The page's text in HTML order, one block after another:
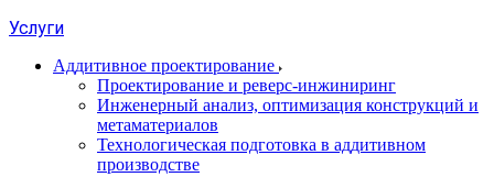
Услуги
Аддитивное проектирование
Проектирование и реверс-инжиниринг
Инженерный анализ, оптимизация конструкций и
метаматериалов
Технологическая подготовка в аддитивном
производстве